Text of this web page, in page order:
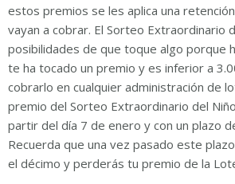
estos premios se les aplica una
vayan a cobrar. El Sorteo Extraordinario
posibilidades de que toque algo porque
te ha tocado un premio y es inferior a
cobrarlo en cualquier administración de
premio del Sorteo Extraordinario del
partir del día 7 de enero y con un plazo
Recuerda que una vez pasado este
el décimo y perderás tu premio de la